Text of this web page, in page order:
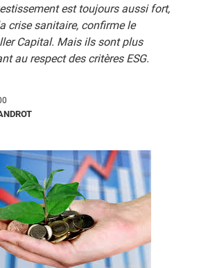
est toujours aussi fort,
crise sanitaire, confirme le
Capital. Mais ils sont plus
au respect des critères ESG.